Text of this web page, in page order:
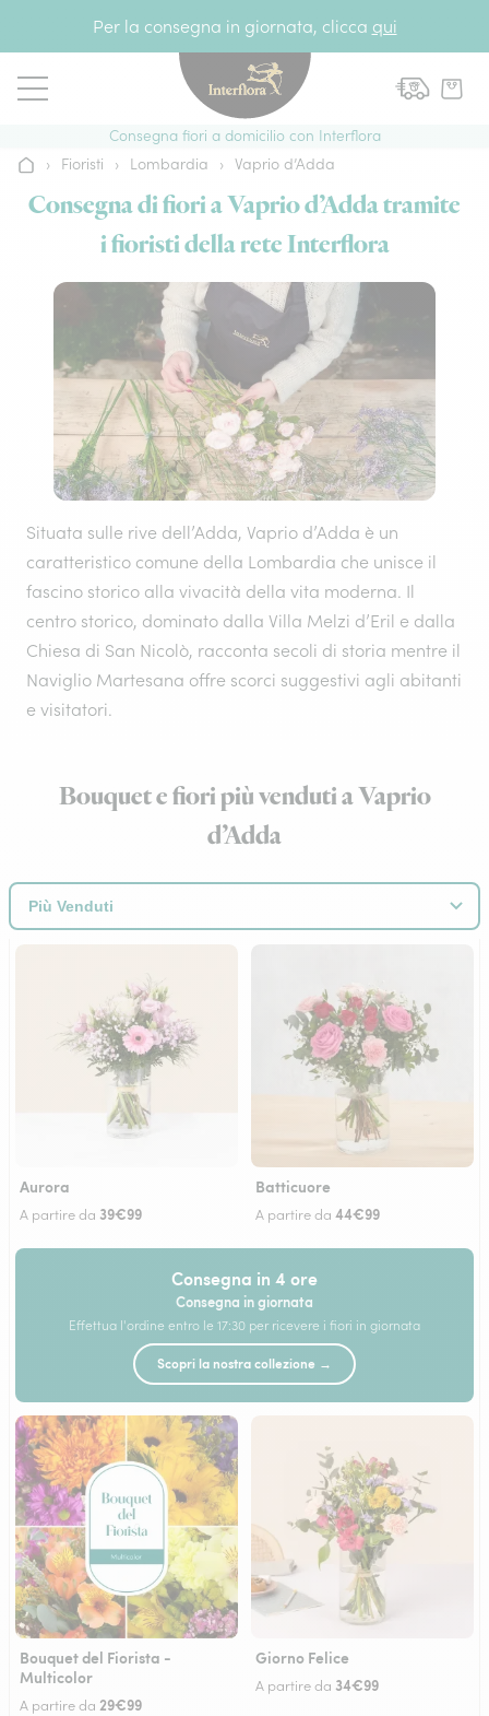
Per la consegna in giornata, clicca qui
Consegna fiori a domicilio con Interflora
Home› Fioristi › Lombardia › Vaprio d’Adda
Consegna di fiori a Vaprio d’Adda tramite
i fioristi della rete Interflora
Situata sulle rive dell’Adda, Vaprio d’Adda è un
caratteristico comune della Lombardia che unisce il
fascino storico alla vivacità della vita moderna. Il
centro storico, dominato dalla Villa Melzi d’Eril e dalla
Chiesa di San Nicolò, racconta secoli di storia mentre il
Naviglio Martesana offre scorci suggestivi agli abitanti
e visitatori.
Bouquet e fiori più venduti a Vaprio
d’Adda
Aurora
A partire da 39€99
Batticuore
A partire da 44€99
Consegna in 4 ore
Consegna in giornata
Effettua l'ordine entro le 17:30 per ricevere i fiori in giornata
Scopri la nostra collezione →
Bouquet del Fiorista -
Multicolor
A partire da 29€99
Giorno Felice
A partire da 34€99